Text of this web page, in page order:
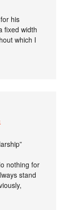
his
fixed width
which I
nothing for
stand